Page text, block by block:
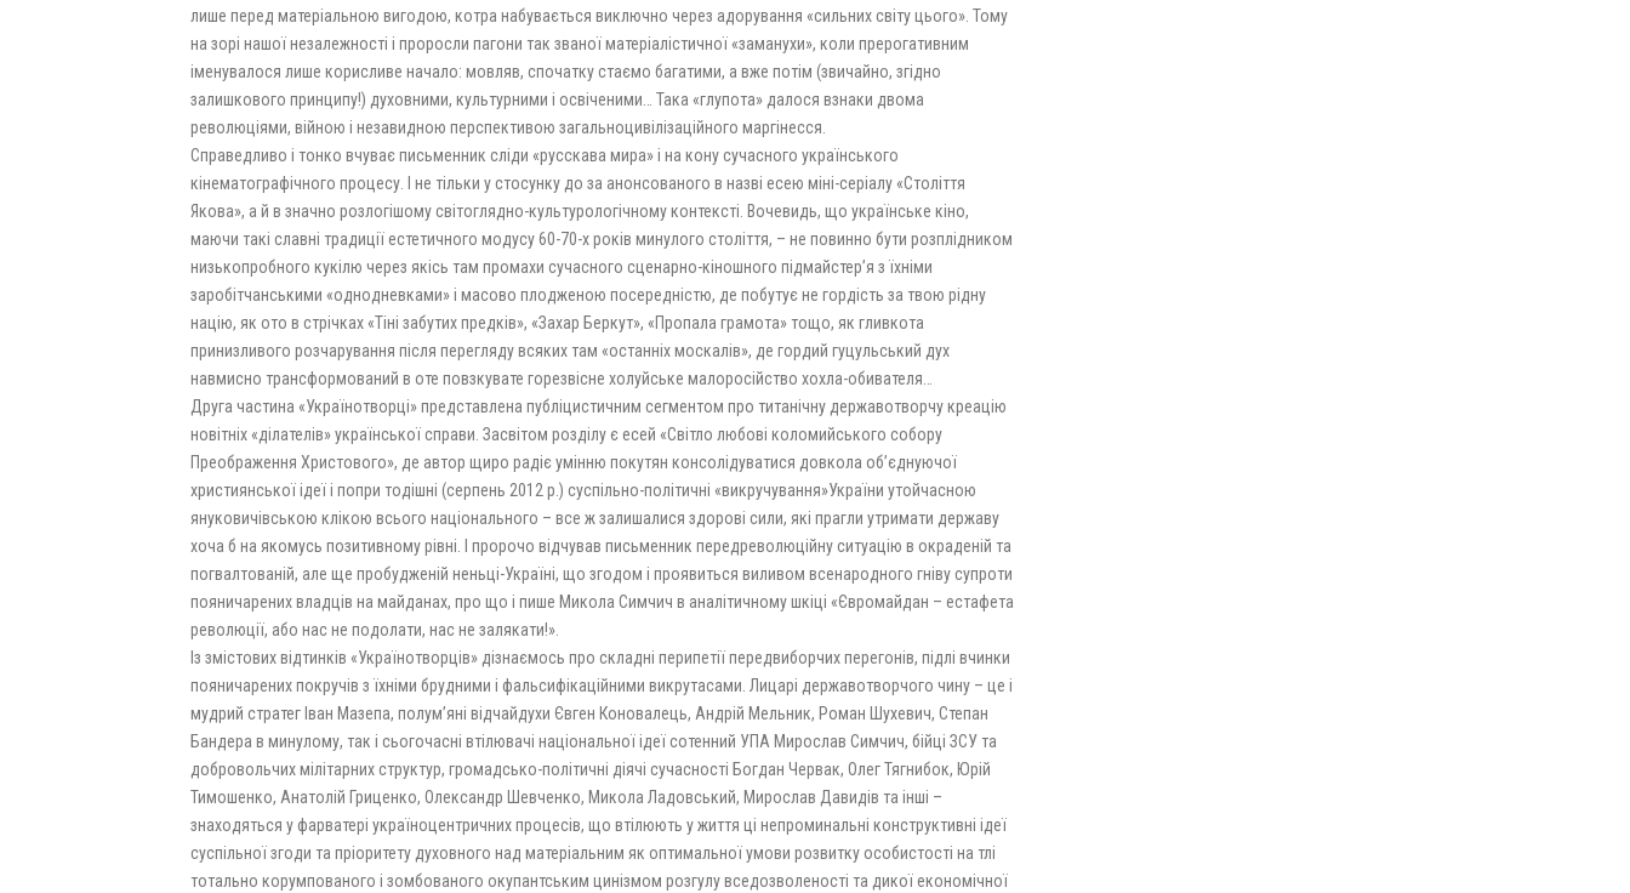
лише перед матеріальною вигодою, котра набувається виключно через адорування «сильних світу цього». Тому
на зорі нашої незалежності і проросли пагони так званої матеріалістичної «заманухи», коли прерогативним
іменувалося лише корисливе начало: мовляв, спочатку стаємо багатими, а вже потім (звичайно, згідно
залишкового принципу!) духовними, культурними і освіченими… Така «глупота» далося взнаки двома
революціями, війною і незавидною перспективою загальноцивілізаційного маргінесся.
Справедливо і тонко вчуває письменник сліди «русскава мира» і на кону сучасного українського
кінематографічного процесу. І не тільки у стосунку до за анонсованого в назві есею міні-серіалу «Століття
Якова», а й в значно розлогішому світоглядно-культурологічному контексті. Вочевидь, що українське кіно,
маючи такі славні традиції естетичного модусу 60-70-х років минулого століття, – не повинно бути розплідником
низькопробного кукілю через якісь там промахи сучасного сценарно-кіношного підмайстер’я з їхніми
заробітчанськими «однодневками» і масово плодженою посередністю, де побутує не гордість за твою рідну
націю, як ото в стрічках «Тіні забутих предків», «Захар Беркут», «Пропала грамота» тощо, як гливкота
принизливого розчарування після перегляду всяких там «останніх москалів», де гордий гуцульський дух
навмисно трансформований в оте повзкувате горезвісне холуйське малоросійство хохла-обивателя…
Друга частина «Українотворці» представлена публіцистичним сегментом про титанічну державотворчу креацію
новітніх «ділателів» української справи. Засвітом розділу є есей «Світло любові коломийського собору
Преображення Христового», де автор щиро радіє умінню покутян консолідуватися довкола об’єднуючої
християнської ідеї і попри тодішні (серпень 2012 р.) суспільно-політичні «викручування»України утойчасною
януковичівською клікою всього національного – все ж залишалися здорові сили, які прагли утримати державу
хоча б на якомусь позитивному рівні. І пророчо відчував письменник передреволюційну ситуацію в окраденій та
погвалтованій, але ще пробудженій неньці-Україні, що згодом і проявиться виливом всенародного гніву супроти
пояничарених владців на майданах, про що і пише Микола Симчич в аналітичному шкіці «Євромайдан – естафета
революції, або нас не подолати, нас не залякати!».
Із змістових відтинків «Українотворців» дізнаємось про складні перипетії передвиборчих перегонів, підлі вчинки
пояничарених покручів з їхніми брудними і фальсифікаційними викрутасами. Лицарі державотворчого чину – це і
мудрий стратег Іван Мазепа, полум’яні відчайдухи Євген Коновалець, Андрій Мельник, Роман Шухевич, Степан
Бандера в минулому, так і сьогочасні втілювачі національної ідеї сотенний УПА Мирослав Симчич, бійці ЗСУ та
добровольчих мілітарних структур, громадсько-політичні діячі сучасності Богдан Червак, Олег Тягнибок, Юрій
Тимошенко, Анатолій Гриценко, Олександр Шевченко, Микола Ладовський, Мирослав Давидів та інші –
знаходяться у фарватері україноцентричних процесів, що втілюють у життя ці непроминальні конструктивні ідеї
суспільної згоди та пріоритету духовного над матеріальним як оптимальної умови розвитку особистості на тлі
тотально корумпованого і зомбованого окупантським цинізмом розгулу вседозволеності та дикої економічної